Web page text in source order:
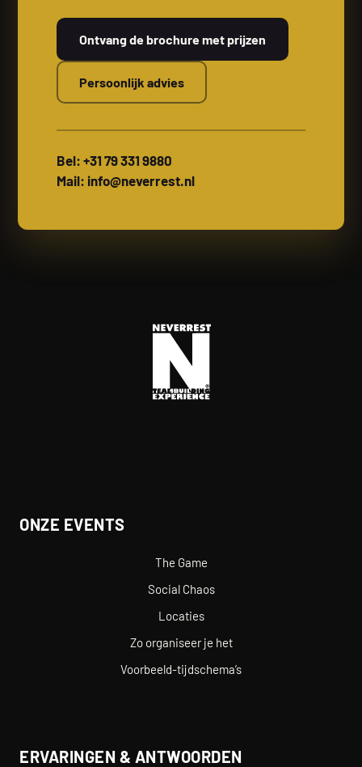
Ontvang de brochure met prijzen
Persoonlijk advies
Bel: +31 79 331 9880
Mail: info@neverrest.nl
ONZE EVENTS
The Game
Social Chaos
Locaties
Zo organiseer je het
Voorbeeld-tijdschema’s
ERVARINGEN & ANTWOORDEN